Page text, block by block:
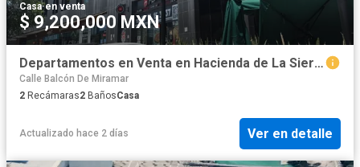
Casa·en venta
$ 9,200,000 MXN
Departamentos en Venta en Hacienda de La Sierra
Calle Balcón De Miramar
2 Recámaras2 BañosCasa
Actualizado hace 2 días Ver en detalle